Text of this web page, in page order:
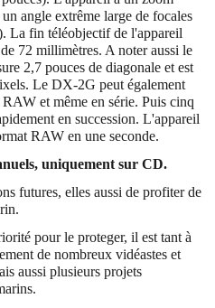
angle extrême large de focales
La fin téléobjectif de l'appareil
72 millimètres. A noter aussi le
2,7 pouces de diagonale et est
Le DX-2G peut également
et même en série. Puis cinq
en succession. L'appareil
RAW en une seconde.
uniquement sur CD.
futures, elles aussi de profiter de
pour le proteger, il est tant à
de nombreux vidéastes et
aussi plusieurs projets